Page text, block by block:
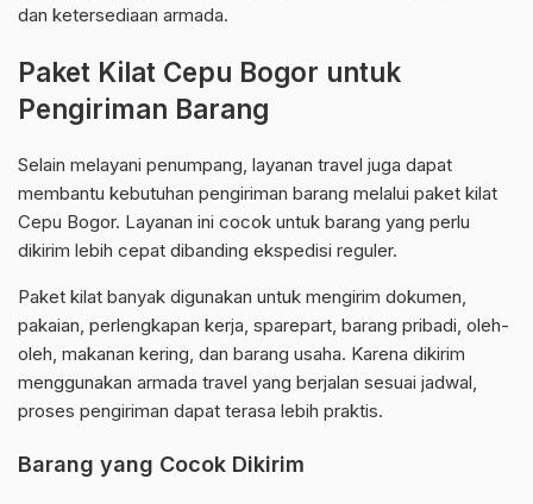
dan ketersediaan armada.
Paket Kilat Cepu Bogor untuk
Pengiriman Barang
Selain melayani penumpang, layanan travel juga dapat
membantu kebutuhan pengiriman barang melalui paket kilat
Cepu Bogor. Layanan ini cocok untuk barang yang perlu
dikirim lebih cepat dibanding ekspedisi reguler.
Paket kilat banyak digunakan untuk mengirim dokumen,
pakaian, perlengkapan kerja, sparepart, barang pribadi, oleh-
oleh, makanan kering, dan barang usaha. Karena dikirim
menggunakan armada travel yang berjalan sesuai jadwal,
proses pengiriman dapat terasa lebih praktis.
Barang yang Cocok Dikirim